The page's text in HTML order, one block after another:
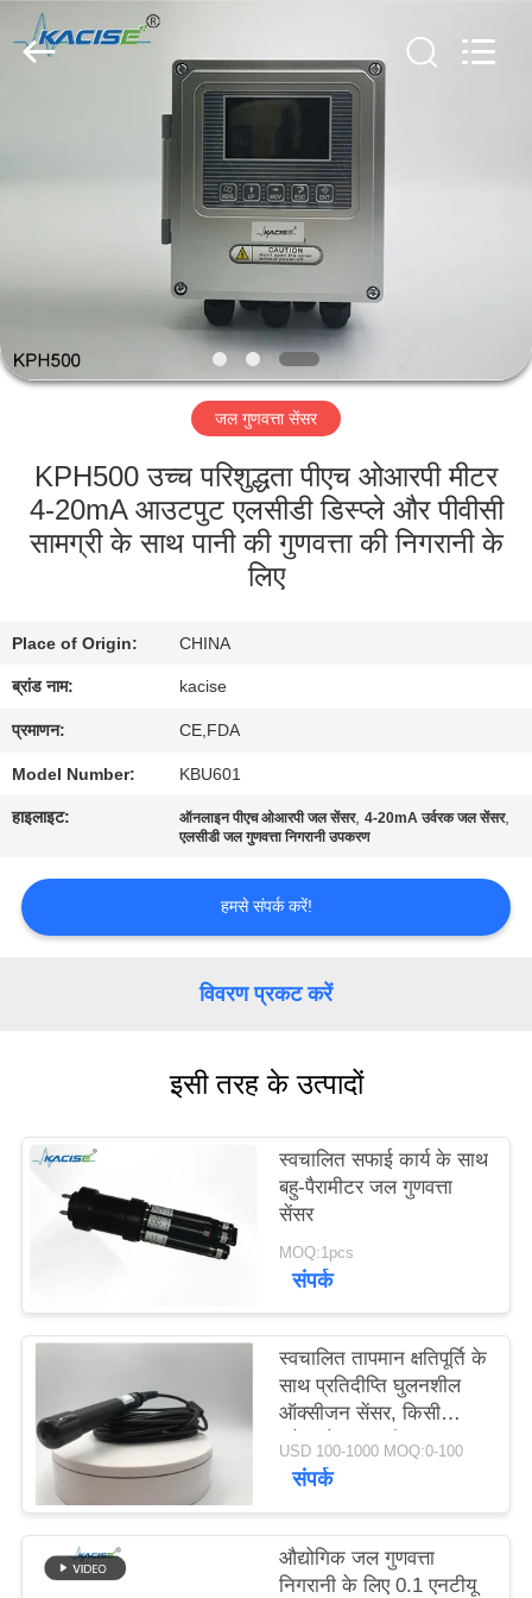
हमारे
बारे
फैक्टरी
यात्रा
नियंत्रण
हमसे
संपर्क
करें
समाचार
बोली
का
अनुरोध
Kacise
Optronics
Co.,Ltd..
जल गुणवत्ता सेंसर
KPH500 उच्च परिशुद्धता पीएच ओआरपी मीटर
4-20mA आउटपुट एलसीडी डिस्प्ले और पीवीसी
सामग्री के साथ पानी की गुणवत्ता की निगरानी के
लिए
Place of Origin: CHINA
ब्रांड नाम: kacise
प्रमाणन: CE,FDA
Model Number: KBU601
हाइलाइट: ऑनलाइन पीएच ओआरपी जल सेंसर,4-20mA उर्वरक जल सेंसर,
एलसीडी जल गुणवत्ता निगरानी उपकरण
हमसे संपर्क करें!
विवरण प्रकट करें
इसी तरह के उत्पादों
स्वचालित सफाई कार्य के साथ
बहु-पैरामीटर जल गुणवत्ता
सेंसर
MOQ:1pcs
संपर्क
स्वचालित तापमान क्षतिपूर्ति के
साथ प्रतिदीप्ति घुलनशील
ऑक्सीजन सेंसर, किसी
इलेक्ट्रोलाइट की आवश्यकता
नहीं और RS485 आउटपुट
USD 100-1000 MOQ:0-100
संपर्क
औद्योगिक जल गुणवत्ता
निगरानी के लिए 0.1 एनटीयू